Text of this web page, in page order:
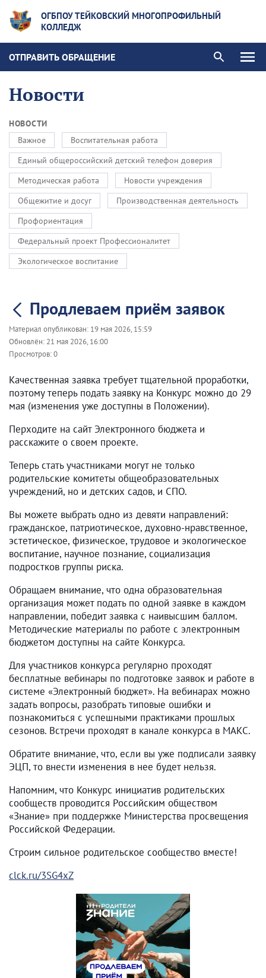
ОГБПОУ ТЕЙКОВСКИЙ МНОГОПРОФИЛЬНЫЙ
КОЛЛЕДЖ
ОТПРАВИТЬ ОБРАЩЕНИЕ
Новости
НОВОСТИ
Важное
Воспитательная работа
Единый общероссийский детский телефон доверия
Методическая работа
Новости учреждения
Общежитие и досуг
Производственная деятельность
Профориентация
Федеральный проект Профессионалитет
Экологическое воспитание
Продлеваем приём заявок
Материал опубликован: 19 мая 2026, 15:59
Обновлён: 21 мая 2026, 16:00
Просмотров:0
Качественная заявка требует тщательной проработки,
поэтому теперь подать заявку на Конкурс можно до 29
мая (изменения уже доступны в Положении).
Перходите на сайт Электронного бюджета и
расскажите о своем проекте.
Теперь стать участниками могут не только
родительские комитеты общеобразовательных
учреждений, но и детских садов, и СПО.
Вы можете выбрать одно из девяти направлений:
гражданское, патриотическое, духовно-нравственное,
эстетическое, физическое, трудовое и экологическое
воспитание, научное познание, социализация
подростков группы риска.
Обращаем внимание, что одна образовательная
организация может подать по одной заявке в каждом
направлении, победит заявка с наивысшим баллом.
Методические материалы по работе с электронным
бюджетом доступны на сайте Конкурса.
Для участников конкурса регулярно проходят
бесплатные вебинары по подготовке заявок и работе в
системе «Электронный бюджет». На вебинарах можно
задать вопросы, разобрать типовые ошибки и
познакомиться с успешными практиками прошлых
сезонов. Встречи проходят в канале конкурса в МАКС.
Обратите внимание, что, если вы уже подписали заявку
ЭЦП, то внести изменения в нее будет нельзя.
Напомним, что Конкурс инициатив родительских
сообществ проводится Российским обществом
«Знание» при поддержке Министерства просвещения
Российской Федерации.
Строим сильное родительское сообщество вместе!
clck.ru/3SG4xZ